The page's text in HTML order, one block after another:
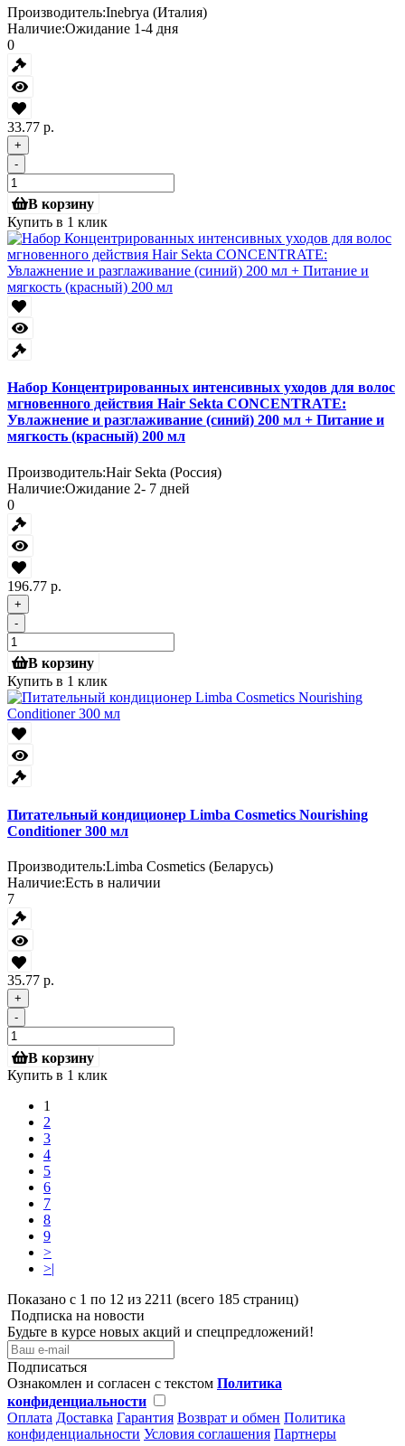
Производитель:Inebrya (Италия)
Наличие:Ожидание 1-4 дня
0
33.77 р.
+
-
В корзину
Купить в 1 клик
Набор Концентрированных интенсивных уходов для волос
мгновенного действия Hair Sekta CONCENTRATE:
Увлажнение и разглаживание (синий) 200 мл + Питание и
мягкость (красный) 200 мл
Производитель:Hair Sekta (Россия)
Наличие:Ожидание 2- 7 дней
0
196.77 р.
+
-
В корзину
Купить в 1 клик
Питательный кондиционер Limba Cosmetics Nourishing
Conditioner 300 мл
Производитель:Limba Cosmetics (Беларусь)
Наличие:Есть в наличии
7
35.77 р.
+
-
В корзину
Купить в 1 клик
1
2
3
4
5
6
7
8
9
>
>|
Показано с 1 по 12 из 2211 (всего 185 страниц)
Подписка на новости
Будьте в курсе новых акций и спецпредложений!
Подписаться
Ознакомлен и согласен с текстом Политика
конфиденциальности
Оплата Доставка Гарантия Возврат и обмен Политика
конфиденциальности Условия соглашения Партнеры